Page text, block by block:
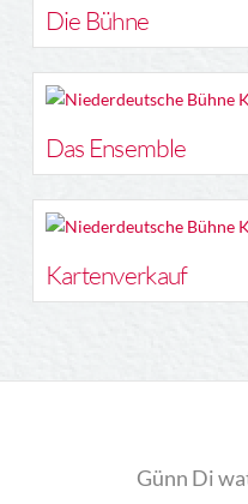
Die Bühne
Das Ensemble
Kartenverkauf
Günn Di